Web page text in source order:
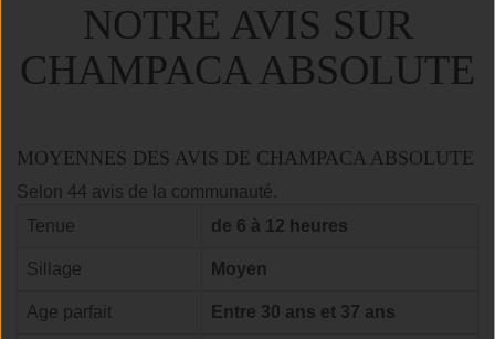
NOTRE AVIS SUR
CHAMPACA ABSOLUTE
MOYENNES DES AVIS DE CHAMPACA ABSOLUTE
Selon 44 avis de la communauté.
Tenue
de 6 à 12 heures
Sillage Moyen
Age parfait Entre 30 ans et 37 ans